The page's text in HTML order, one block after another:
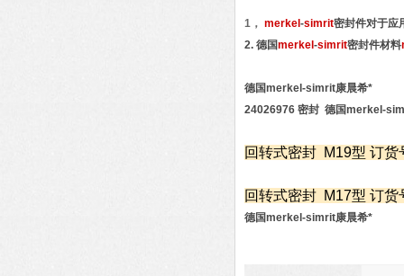
1， merkel -simrit密封件对于应
2. 德国merkel -simrit密封件材料
德国merkel-simrit康晨希*
24026976 密封 德国merkel-
回转式密封 M19型 订
回转式密封 M17型 订
德国merkel-simrit康晨希*